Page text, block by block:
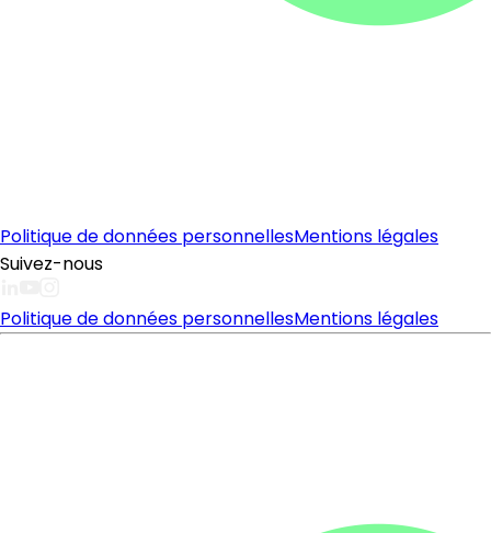
Politique de données personnellesMentions légales
Suivez-nous
Politique de données personnellesMentions légales